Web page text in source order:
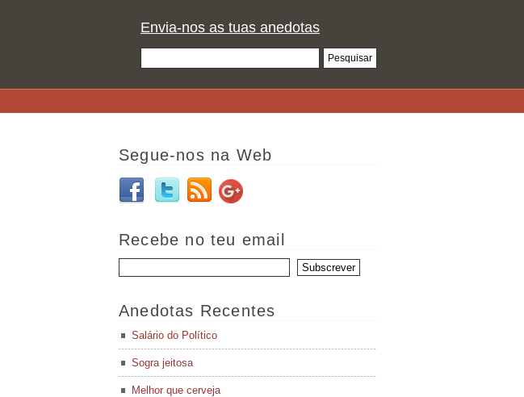
Envia-nos as tuas anedotas
Segue-nos na Web
Recebe no teu email
Anedotas Recentes
Salário do Político
Sogra jeitosa
Melhor que cerveja